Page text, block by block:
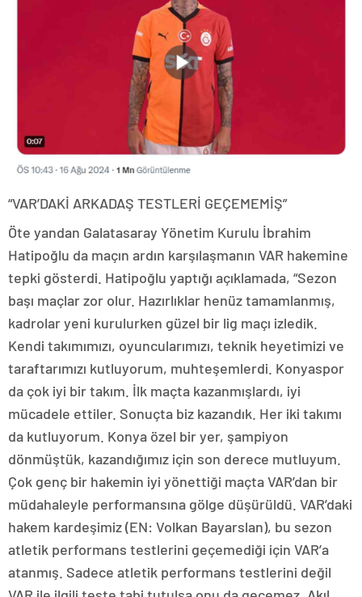
“VAR’DAKİ ARKADAŞ TESTLERİ GEÇEMEMİŞ”
Öte yandan Galatasaray Yönetim Kurulu İbrahim
Hatipoğlu da maçın ardın karşılaşmanın VAR hakemine
tepki gösterdi. Hatipoğlu yaptığı açıklamada, “Sezon
başı maçlar zor olur. Hazırlıklar henüz tamamlanmış,
kadrolar yeni kurulurken güzel bir lig maçı izledik.
Kendi takımımızı, oyuncularımızı, teknik heyetimizi ve
taraftarımızı kutluyorum, muhteşemlerdi. Konyaspor
da çok iyi bir takım. İlk maçta kazanmışlardı, iyi
mücadele ettiler. Sonuçta biz kazandık. Her iki takımı
da kutluyorum. Konya özel bir yer, şampiyon
dönmüştük, kazandığımız için son derece mutluyum.
Çok genç bir hakemin iyi yönettiği maçta VAR’dan bir
müdahaleyle performansına gölge düşürüldü. VAR’daki
hakem kardeşimiz (EN: Volkan Bayarslan), bu sezon
atletik performans testlerini geçemediği için VAR’a
atanmış. Sadece atletik performans testlerini değil